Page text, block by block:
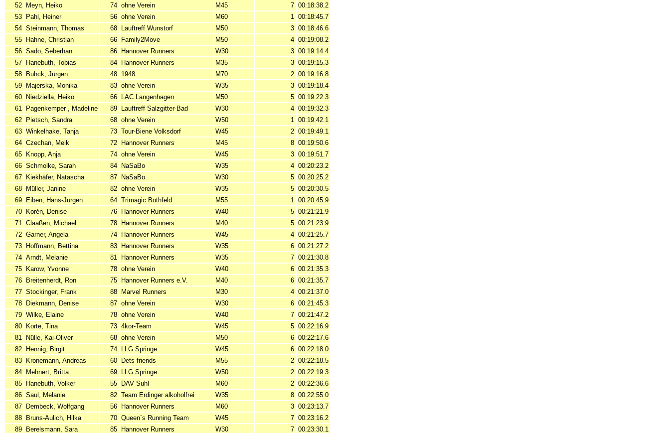
52
Meyn, Heiko 74 ohne Verein M45 7 00:18:38.2
53
Pahl, Heiner 56 ohne Verein M60 1 00:18:45.7
54 Steinmann, Thomas 68 Lauftreff Wunstorf M50 3 00:18:46.6
55
Hahne, Christian 66 Family2Move M50 4 00:19:08.2
56 Sado, Seberhan 86 Hannover Runners W30 3 00:19:14.4
57
Hanebuth, Tobias 84 Hannover Runners M35 3 00:19:15.3
58
Buhck, Jürgen 48 1948 M70 2 00:19:16.8
59
Majerska, Monika 83 ohne Verein W35 3 00:19:18.4
60
Niedziella, Heiko 66 LAC Langenhagen M50 5 00:19:22.3
61
Pagenkemper , Madeline 89 Lauftreff Salzgitter-Bad W30 4 00:19:32.3
62
Pietsch, Sandra 68 ohne Verein W50 1 00:19:42.1
63 Winkelhake, Tanja 73 Tour-Biene Volksdorf W45 2 00:19:49.1
64 Czechan, Meik 72 Hannover Runners M45 8 00:19:50.6
65
Knopp, Anja 74 ohne Verein W45 3 00:19:51.7
66 Schmolke, Sarah 84 NaSaBo W35 4 00:20:23.2
67
Kiekhäfer, Natascha 87 NaSaBo W30 5 00:20:25.2
68
Müller, Janine 82 ohne Verein W35 5 00:20:30.5
69
Eiben, Hans-Jürgen 64 Trimagic Bothfeld M55 1 00:20:45.9
70
Korén, Denise 76 Hannover Runners W40 5 00:21:21.9
71 Claaßen, Michael 78 Hannover Runners M40 5 00:21:23.9
72 Garner, Angela 74 Hannover Runners W45 4 00:21:25.7
73
Hoffmann, Bettina 83 Hannover Runners W35 6 00:21:27.2
74 Arndt, Melanie 81 Hannover Runners W35 7 00:21:30.8
75
Karow, Yvonne 78 ohne Verein W40 6 00:21:35.3
76
Breitenherdt, Ron 75 Hannover Runners e.V. M40 6 00:21:35.7
77 Stockinger, Frank 88 Marvel Runners M30 4 00:21:37.0
78
Diekmann, Denise 87 ohne Verein W30 6 00:21:45.3
79 Wilke, Elaine 78 ohne Verein W40 7 00:21:47.2
80
Korte, Tina 73 4kor-Team W45 5 00:22:16.9
81
Nülle, Kai-Oliver 68 ohne Verein M50 6 00:22:17.6
82
Hennig, Birgit 74 LLG Springe W45 6 00:22:18.0
83
Kronemann, Andreas 60 Dets friends M55 2 00:22:18.5
84
Mehnert, Britta 69 LLG Springe W50 2 00:22:19.3
85
Hanebuth, Volker 55 DAV Suhl M60 2 00:22:36.6
86 Saul, Melanie 82 Team Erdinger alkoholfrei W35 8 00:22:55.0
87
Dembeck, Wolfgang 56 Hannover Runners M60 3 00:23:13.7
88
Bruns-Aulich, Hilka 70 Queen´s Running Team W45 7 00:23:16.2
89
Berelsmann, Sara 85 Hannover Runners W30 7 00:23:30.1